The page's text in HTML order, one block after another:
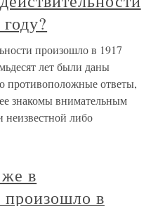
произошло в 1917
лет были даны
противоположные ответы,
знакомы внимательным
неизвестной либо
в
произошло в